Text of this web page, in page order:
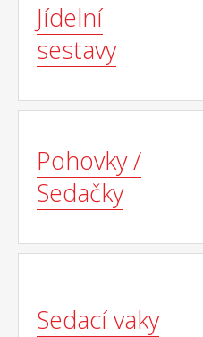
Jídelní
sestavy
Pohovky /
Sedačky
Sedací vaky